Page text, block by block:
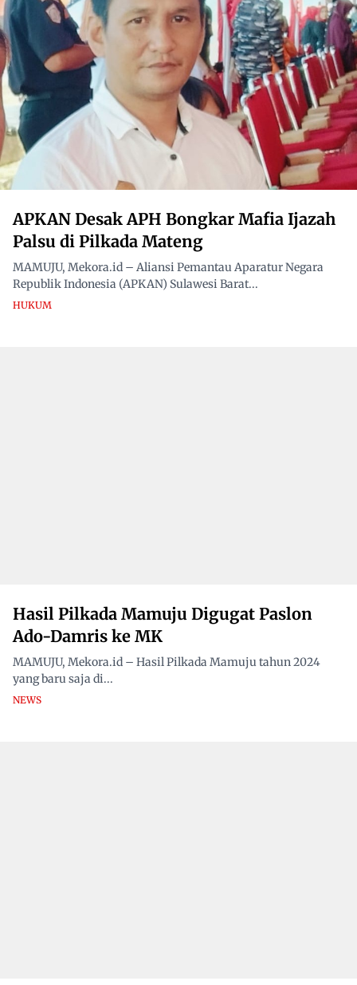
APKAN Desak APH Bongkar Mafia Ijazah
Palsu di Pilkada Mateng
MAMUJU, Mekora.id – Aliansi Pemantau Aparatur Negara
Republik Indonesia (APKAN) Sulawesi Barat...
HUKUM
Hasil Pilkada Mamuju Digugat Paslon
Ado-Damris ke MK
MAMUJU, Mekora.id – Hasil Pilkada Mamuju tahun 2024
yang baru saja di...
NEWS